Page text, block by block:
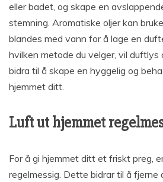
eller badet, og skape en
stemning. Aromatiske oljer kan
blandes med vann for å lage en
hvilken metode du velger, vil duftlys
bidra til å skape en hyggelig og
hjemmet ditt.
Luft ut hjemmet
For å gi hjemmet ditt et friskt preg,
regelmessig. Dette bidrar til å fjerne